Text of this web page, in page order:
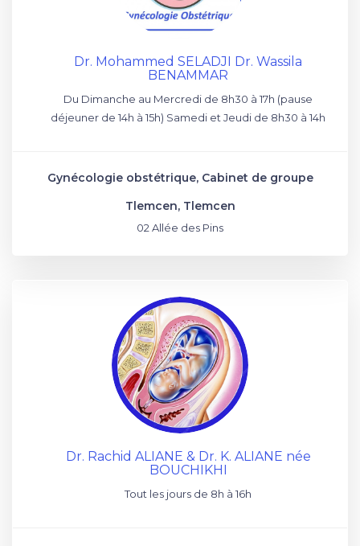
Dr. Mohammed SELADJI Dr. Wassila
BENAMMAR
Du Dimanche au Mercredi de 8h30 à 17h (pause
déjeuner de 14h à 15h) Samedi et Jeudi de 8h30 à 14h
Gynécologie obstétrique, Cabinet de groupe
Tlemcen, Tlemcen
02 Allée des Pins
Dr. Rachid ALIANE & Dr. K. ALIANE née
BOUCHIKHI
Tout les jours de 8h à 16h